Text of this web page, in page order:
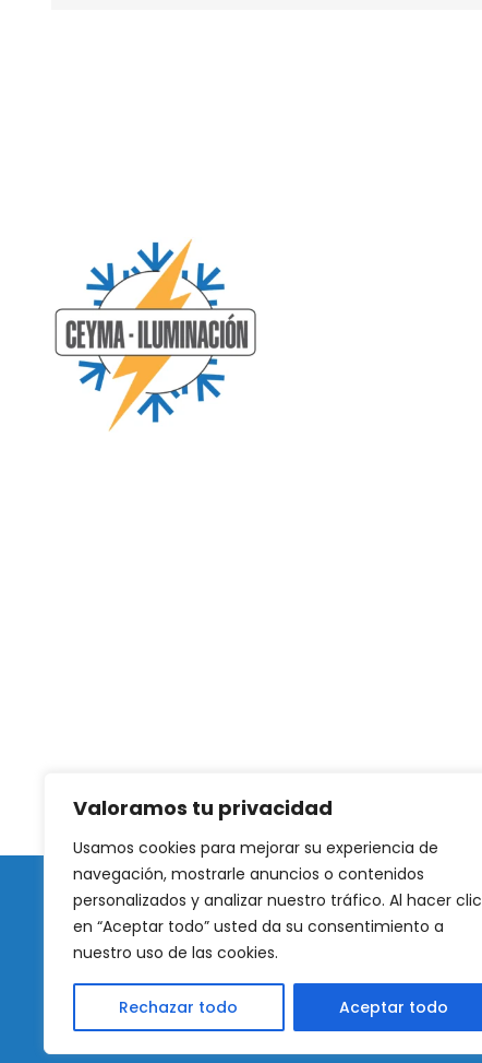
Valoramos tu privacidad
Usamos cookies para mejorar su experiencia de
navegación, mostrarle anuncios o contenidos
personalizados y analizar nuestro tráfico. Al hacer clic
en “Aceptar todo” usted da su consentimiento a
nuestro uso de las cookies.
Rechazar todo Aceptar todo
Copyright 2025 © | Ceyma Iluminación
Web Desarrollada por Wilapp